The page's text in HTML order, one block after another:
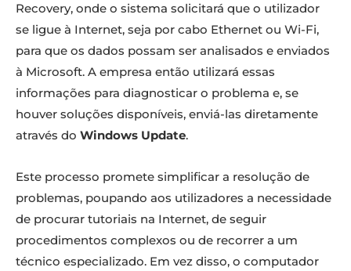
Recovery, onde o sistema solicitará que o utilizador
se ligue à Internet, seja por cabo Ethernet ou Wi-Fi,
para que os dados possam ser analisados e enviados
à Microsoft. A empresa então utilizará essas
informações para diagnosticar o problema e, se
houver soluções disponíveis, enviá-las diretamente
através do Windows Update.
Este processo promete simplificar a resolução de
problemas, poupando aos utilizadores a necessidade
de procurar tutoriais na Internet, de seguir
procedimentos complexos ou de recorrer a um
técnico especializado. Em vez disso, o computador